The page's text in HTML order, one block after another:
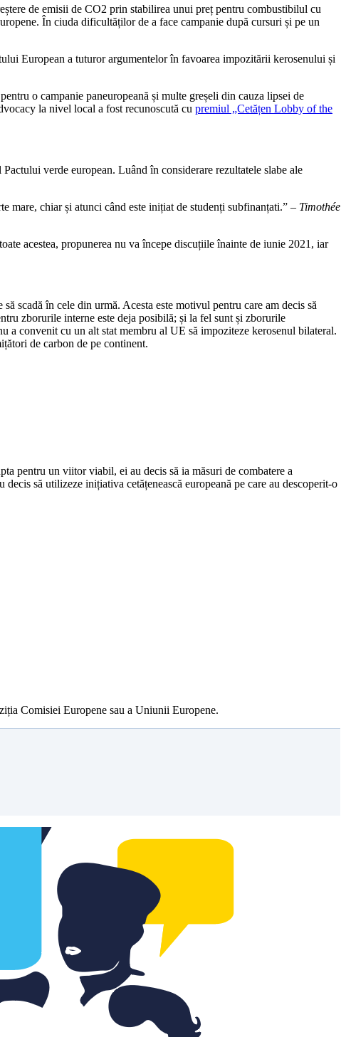
de emisii de CO2 prin stabilirea unui preț pentru combustibilul cu
În ciuda dificultăților de a face campanie după cursuri și pe un
European a tuturor argumentelor în favoarea impozitării kerosenului și
o campanie paneuropeană și multe greșeli din cauza lipsei de
la nivel local a fost recunoscută cu premiul „Cetățen Lobby of the
verde european. Luând în considerare rezultatele slabe ale
mare, chiar și atunci când este inițiat de studenți subfinanțati.” – Timothée
acestea, propunerea nu va începe discuțiile înainte de iunie 2021, iar
scadă în cele din urmă. Acesta este motivul pentru care am decis să
zborurile interne este deja posibilă; și la fel sunt și zborurile
a convenit cu un alt stat membru al UE să impoziteze kerosenul bilateral.
de carbon de pe continent.
pentru un viitor viabil, ei au decis să ia măsuri de combatere a
să utilizeze inițiativa cetățenească europeană pe care au descoperit-o
Comisiei Europene sau a Uniunii Europene.